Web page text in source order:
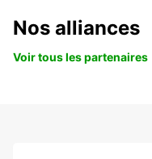
Nos alliances
Voir tous les partenaires